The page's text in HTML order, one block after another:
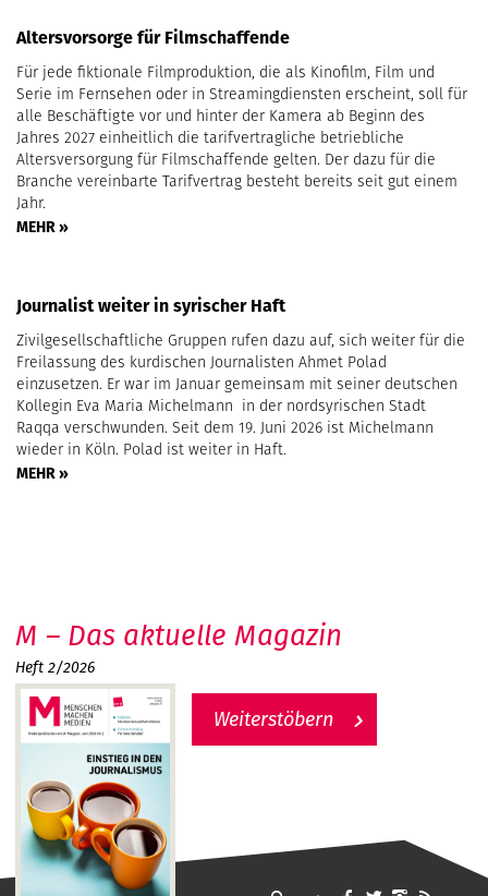
Altersvorsorge für Filmschaffende
Für jede fiktionale Filmproduktion, die als Kinofilm, Film und
Serie im Fernsehen oder in Streamingdiensten erscheint, soll für
alle Beschäftigte vor und hinter der Kamera ab Beginn des
Jahres 2027 einheitlich die tarifvertragliche betriebliche
Altersversorgung für Filmschaffende gelten. Der dazu für die
Branche vereinbarte Tarifvertrag besteht bereits seit gut einem
Jahr.
MEHR »
Journalist weiter in syrischer Haft
Zivilgesellschaftliche Gruppen rufen dazu auf, sich weiter für die
Freilassung des kurdischen Journalisten Ahmet Polad
einzusetzen. Er war im Januar gemeinsam mit seiner deutschen
Kollegin Eva Maria Michelmann in der nordsyrischen Stadt
Raqqa verschwunden. Seit dem 19. Juni 2026 ist Michelmann
wieder in Köln. Polad ist weiter in Haft.
MEHR »
M – Das aktuelle Magazin
Heft 2/2026
Weiterstöbern